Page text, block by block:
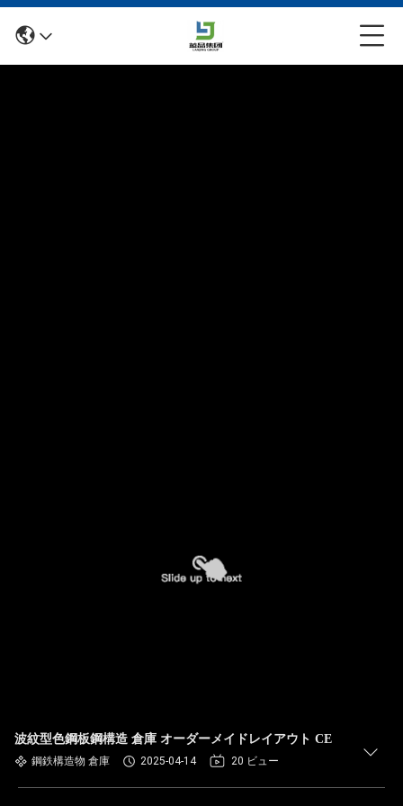
波紋型色鋼板鋼構造 倉庫 オーダーメイドレイアウト CE
鋼鉄構造物 倉庫 2025-04-14 20 ビュー